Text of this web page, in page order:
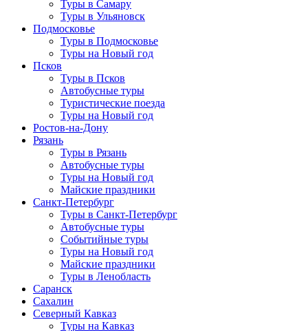
Туры в Самару
Туры в Ульяновск
Подмосковье
Туры в Подмосковье
Туры на Новый год
Псков
Туры в Псков
Автобусные туры
Туристические поезда
Туры на Новый год
Ростов-на-Дону
Рязань
Туры в Рязань
Автобусные туры
Туры на Новый год
Майские праздники
Санкт-Петербург
Туры в Санкт-Петербург
Автобусные туры
Событийные туры
Туры на Новый год
Майские праздники
Туры в Ленобласть
Саранск
Сахалин
Северный Кавказ
Туры на Кавказ